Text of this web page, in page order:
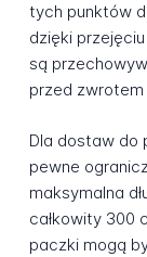
tych punktów
dzięki
są
przed
Dla dostaw do
pewne
maksymalna
całkowity 300
paczki mogą